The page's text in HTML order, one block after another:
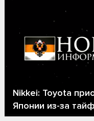
Nikkei: Toyota
Японии из-за